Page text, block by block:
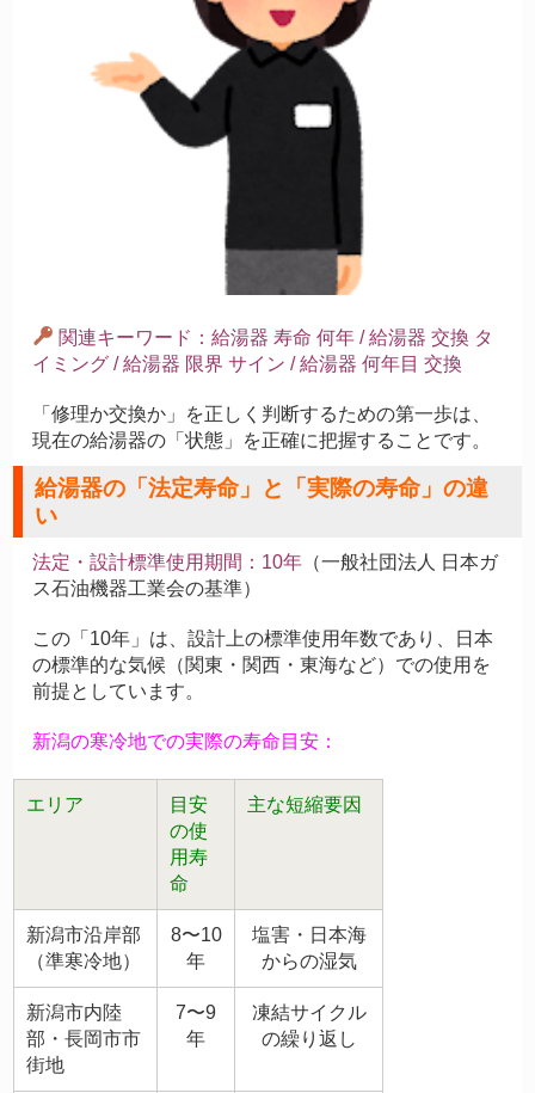
関連キーワード：給湯器 寿命 何年 / 給湯器 交換 タ
イミング / 給湯器 限界 サイン / 給湯器 何年目 交換
「修理か交換か」を正しく判断するための第一歩は、
現在の給湯器の「状態」を正確に把握することです。
給湯器の「法定寿命」と「実際の寿命」の違
い
法定・設計標準使用期間：10年 （一般社団法人 日本ガ
ス石油機器工業会の基準）
この「10年」は、設計上の標準使用年数であり、日本
の標準的な気候（関東・関西・東海など）での使用を
前提としています。
新潟の寒冷地での実際の寿命目安：
エリア
目安
の使
用寿
命
主な短縮要因
新潟市沿岸部
（準寒冷地）
8〜10
年
塩害・日本海
からの湿気
新潟市内陸
部・長岡市市
街地
7〜9
年
凍結サイクル
の繰り返し